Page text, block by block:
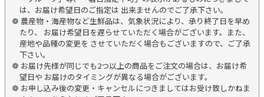
は、お届け希望日のご指定は 出来ませんのでご了承下さい。
農産物・海産物など生鮮品は、気象状況により、承り終了日を早め
たり、 お届け希望日を遅らせていただく場合がございます。また、
産地や品種の変更を させていただく場合もございますので、ご了承
下さい。
お届け先様が同じでも2つ以上の商品をご注文の場合は、お届け希
望日や お届けのタイミングが異なる場合がございます。
お申し込み後の変更・キャンセルにつきましてはお受け致しかねま